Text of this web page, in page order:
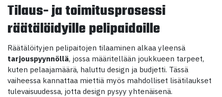
Tilaus- ja toimitusprosessi
räätälöidyille pelipaidoille
Räätälöityjen pelipaitojen tilaaminen alkaa yleensä
tarjouspyynnöllä, jossa määritellään joukkueen tarpeet,
kuten pelaajamäärä, haluttu design ja budjetti. Tässä
vaiheessa kannattaa miettiä myös mahdolliset lisätilaukset
tulevaisuudessa, jotta design pysyy yhtenäisenä.